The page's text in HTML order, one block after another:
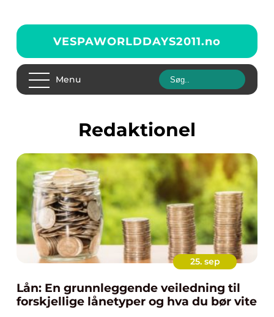
VESPAWORLDDAYS2011.no
Menu
redaktionel
25. sep
Lån: En grunnleggende veiledning til
forskjellige lånetyper og hva du bør vite